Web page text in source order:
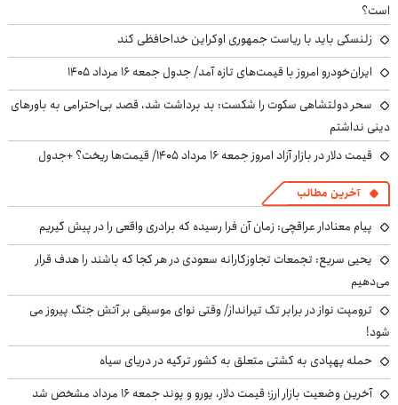
است؟
زلنسکی باید با ریاست جمهوری اوکراین خداحافظی کند
ایران‌خودرو امروز با قیمت‌های تازه آمد/ جدول جمعه ۱۶ مرداد ۱۴۰۵
سحر دولتشاهی سکوت را شکست: بد برداشت شد، قصد بی‌احترامی به باورهای
دینی نداشتم
قیمت دلار در بازار آزاد امروز جمعه ۱۶ مرداد ۱۴۰۵/ قیمت‌ها ریخت؟ +جدول
آخرین مطالب
پیام معنادار عراقچی: زمان آن فرا رسیده که برادری واقعی را در پیش گیریم
یحیی سریع: تجمعات تجاوزکارانه سعودی در هر کجا که باشند را هدف قرار
می‌دهیم
ترومپت نواز در برابر تک تیرانداز/ وقتی نوای موسیقی بر آتش جنگ پیروز می
شود!
حمله پهپادی به کشتی متعلق به کشور ترکیه در دریای سیاه
آخرین وضعیت بازار ارز؛ قیمت دلار، یورو و پوند جمعه ۱۶ مرداد مشخص شد